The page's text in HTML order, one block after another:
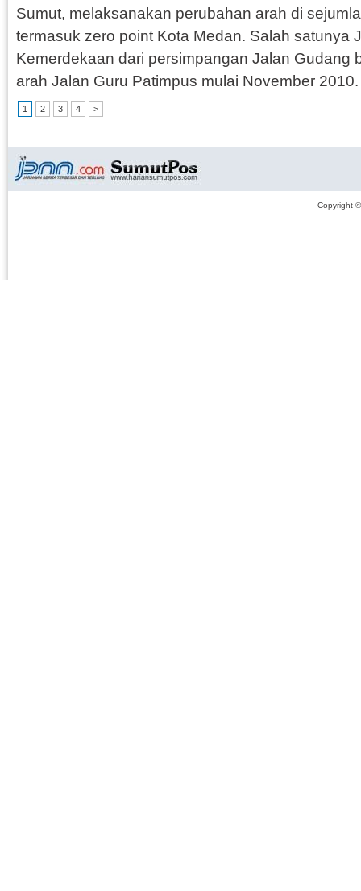
Sumut, melaksanakan perubahan arah di
termasuk zero point Kota Medan. Salah satunya
Kemerdekaan dari persimpangan Jalan Gudang
arah Jalan Guru Patimpus mulai November
1 2 3 4 >
Copyright